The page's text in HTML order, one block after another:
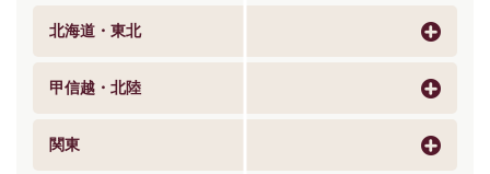
北海道・東北
甲信越・北陸
関東